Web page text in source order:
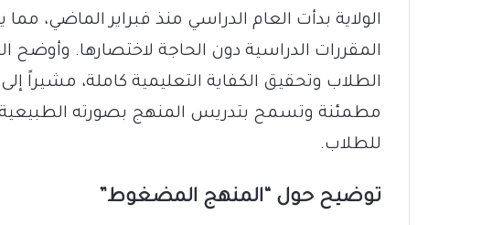
الولاية بدأت العام الدراسي منذ فبراير الماضي، مما
المقررات الدراسية دون الحاجة لاختصارها. وأوضح
الطلاب وتحقيق الكفاية التعليمية كاملة، مشيراً
مطمئنة وتسمح بتدريس المنهج بصورته
للطلاب.
توضيح حول “المنهج المضغوط”